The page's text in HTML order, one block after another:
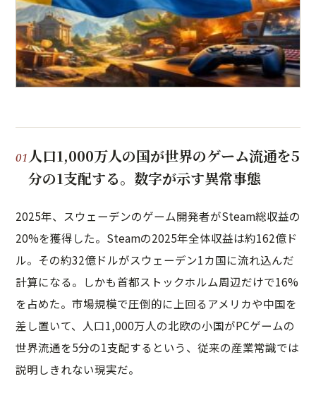
人口1,000万人の国が世界のゲーム流通を5
分の1支配する。数字が示す異常事態
2025年、スウェーデンのゲーム開発者がSteam総収益の
20%を獲得した。Steamの2025年全体収益は約162億ド
ル。その約32億ドルがスウェーデン1カ国に流れ込んだ
計算になる。しかも首都ストックホルム周辺だけで16%
を占めた。市場規模で圧倒的に上回るアメリカや中国を
差し置いて、人口1,000万人の北欧の小国がPCゲームの
世界流通を5分の1支配するという、従来の産業常識では
説明しきれない現実だ。